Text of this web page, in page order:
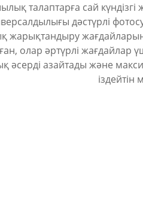
талаптарға сай
дәстүрлі
жарықтандыру
олар әртүрлі жағдайлар
әсерді азайтады және